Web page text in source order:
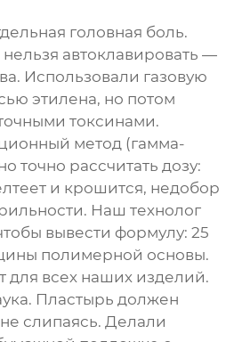
головная боль.
автоклавировать —
Использовали газовую
этилена, но потом
токсинами.
метод (гамма-
точно рассчитать дозу:
и крошится, недобор
Наш технолог
вывести формулу: 25
полимерной основы.
для всех наших изделий.
Пластырь должен
слипаясь. Делали